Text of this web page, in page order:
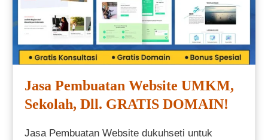
Jasa Pembuatan Website UMKM,
Sekolah, Dll. GRATIS DOMAIN!
Jasa Pembuatan Website dukuhseti untuk